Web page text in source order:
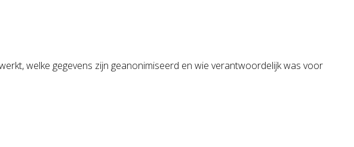
welke gegevens zijn geanonimiseerd en wie verantwoordelijk was voor